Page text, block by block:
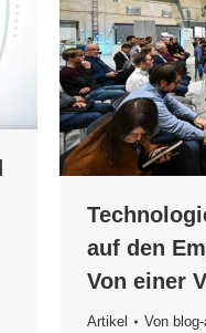
auf den
Von einer
Artikel Von